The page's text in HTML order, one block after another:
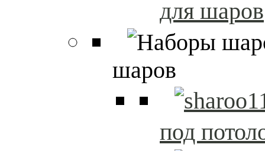
для шаров
шаров
под